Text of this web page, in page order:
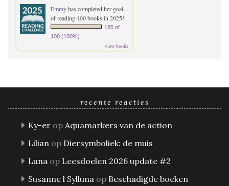
Emmyhas completed her goal
of reading 100 books in 2025!
185 of
100 (100%)
view books
recente reacties
Ky-er op Aquamarkers van de action
Lilian op Diersymboliek: de muis
Luna op Leesdoelen 2026 update #2
Susanne l Sylluna op Beschadigde boeken